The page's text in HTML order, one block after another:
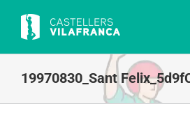
content
19970830_Sant